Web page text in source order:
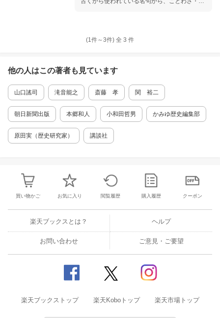
介。しかもすべての言葉に例文付きなので、
るなど、「ちょっとした知識」も満載！イラス
ト36枚（中根ゆたか）入り。 第1章 のどもと
で引っかかっていることをスッキリと言う 第2
章 いわく言いがたいことを上手く言う 第3
なもの言いやたとえを使って上手く言う 第5
章 人生の教え・知恵をスッキリと言う 五十音
索引
(1件～3件) 全 3 件
他の人はこの著者も見ています
山口謠司 滝音能之 斎藤 孝 関 裕二
朝日新聞出版 本郷和人 小和田哲男 かみゆ歴史編集部
原田実（歴史研究家） 講談社
買い物かご お気に入り 閲覧履歴 購入履歴 クーポン
楽天ブックスとは？ ヘルプ
お問い合わせ ご意見・ご要望
楽天ブックストップ 楽天Koboトップ 楽天市場トップ